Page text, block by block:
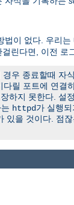
법이 없다. 우리는
린다면, 이전 로
우 종료할때 자
릴 포트에 연결
하지 못한다. 설
httpd가 실행
있을 것이다. 점